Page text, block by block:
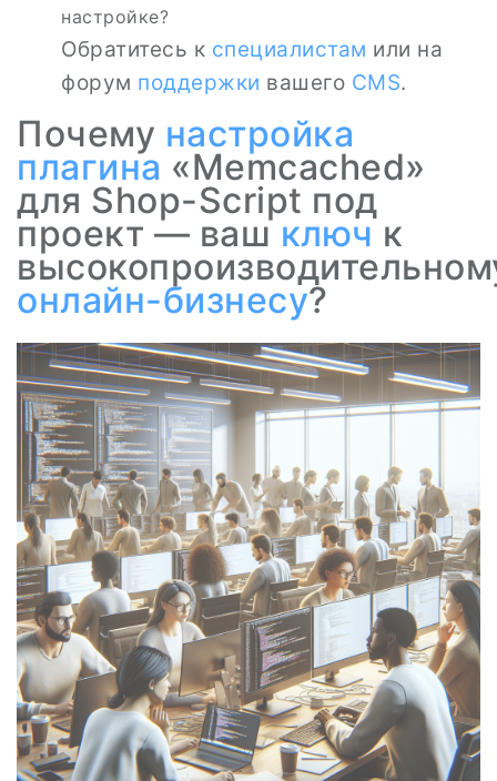
настройке?
Обратитесь к специалистам или на
форум поддержки вашего CMS.
Почему настройка
плагина «Memcached»
для Shop-Script под
проект — ваш ключк
онлайн-бизнесу?